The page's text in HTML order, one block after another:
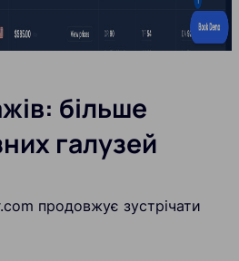
більше
галузей
продовжує зустрічати